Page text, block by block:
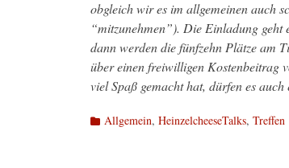
obgleich wir es im allgemeinen auch
“mitzunehmen”). Die Einladung geht
dann werden die fünfzehn Plätze am
über einen freiwilligen Kostenbeitrag
viel Spaß gemacht hat, dürfen es
Kategorien
Allgemein, HeinzelcheeseTalks, Treffen